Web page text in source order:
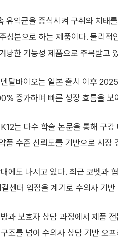
유익균을 증식시켜 구취와 치태
성분으로 하는 제품이다. 물리적
냥한 기능성 제품으로 주목받고
탈바이오는 일본 출시 이후
증가하며 빠른 성장 흐름을 보
는 다수 학술 논문을 통해 구
품 수준 신뢰도를 기반으로 시장
에도 나서고 있다. 최근 코벳과
센터 입점을 계기로 수의사 기
과 보호자 상담 과정에서 제품
조를 넘어 수의사 상담 기반 오